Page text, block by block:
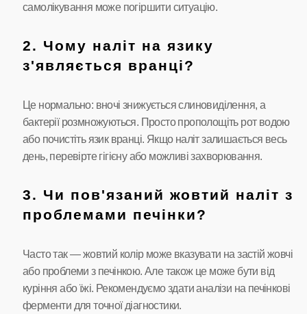
самолікування може погіршити ситуацію.
2. Чому наліт на язику
з'являється вранці?
Це нормально: вночі знижується слиновиділення, а
бактерії розмножуються. Просто прополощіть рот водою
або почистіть язик вранці. Якщо наліт залишається весь
день, перевірте гігієну або можливі захворювання.
3. Чи пов'язаний жовтий наліт з
проблемами печінки?
Часто так — жовтий колір може вказувати на застій жовчі
або проблеми з печінкою. Але також це може бути від
куріння або їжі. Рекомендуємо здати аналізи на печінкові
ферменти для точної діагностики.